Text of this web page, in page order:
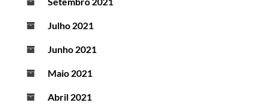
Julho 2021
Junho 2021
Maio 2021
Abril 2021